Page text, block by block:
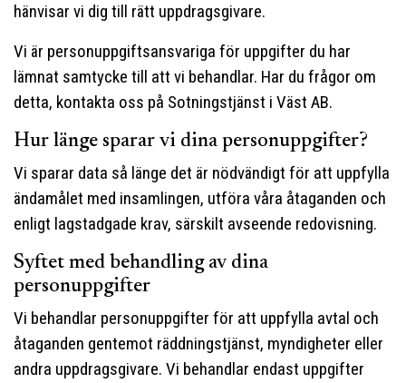
hänvisar vi dig till rätt uppdragsgivare.
Vi är personuppgiftsansvariga för uppgifter du har
lämnat samtycke till att vi behandlar. Har du frågor om
detta, kontakta oss på Sotningstjänst i Väst AB.
Hur länge sparar vi dina personuppgifter?
Vi sparar data så länge det är nödvändigt för att uppfylla
ändamålet med insamlingen, utföra våra åtaganden och
enligt lagstadgade krav, särskilt avseende redovisning.
Syftet med behandling av dina
personuppgifter
Vi behandlar personuppgifter för att uppfylla avtal och
åtaganden gentemot räddningstjänst, myndigheter eller
andra uppdragsgivare. Vi behandlar endast uppgifter